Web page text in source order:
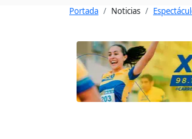
Portada Noticias